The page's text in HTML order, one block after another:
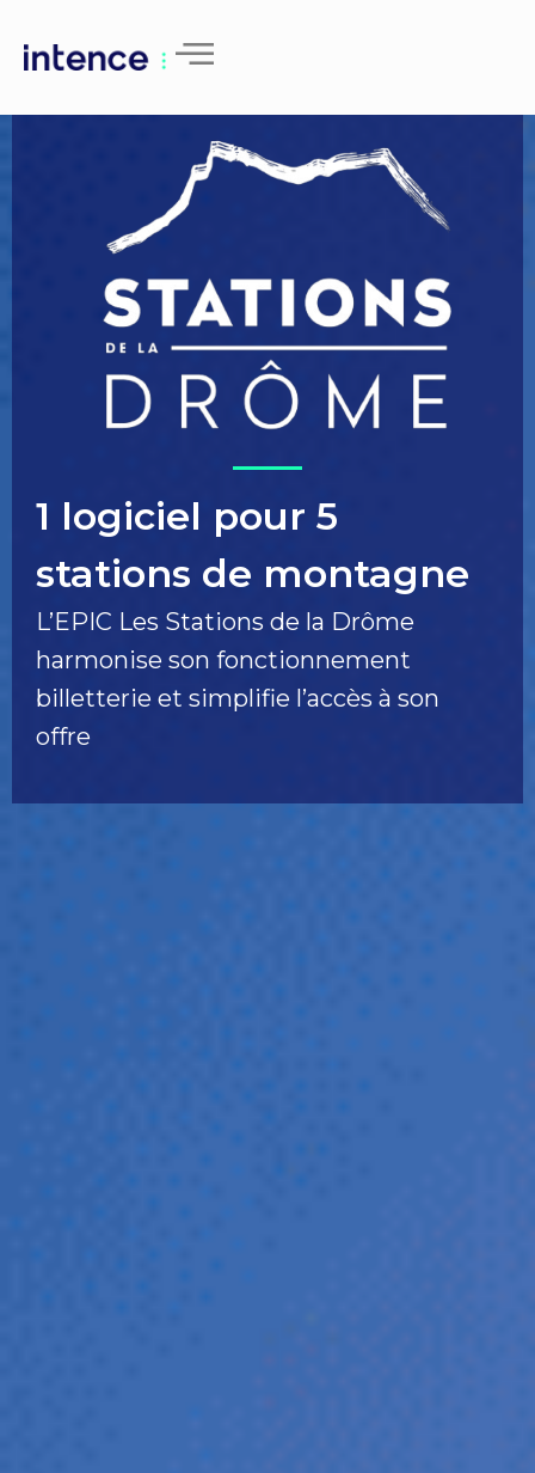
1 logiciel pour 5
stations de montagne
L’EPIC Les Stations de la Drôme
harmonise son fonctionnement
billetterie et simplifie l’accès à son
offre